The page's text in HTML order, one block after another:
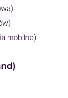
mobilne)